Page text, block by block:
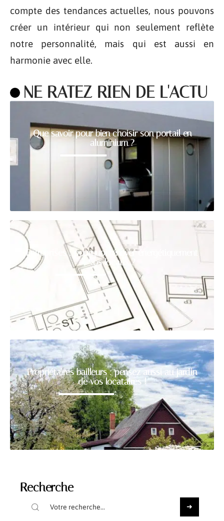
compte des tendances actuelles, nous pouvons
créer un intérieur qui non seulement reflète
notre personnalité, mais qui est aussi en
harmonie avec elle.
NE RATEZ RIEN DE L'ACTU
Que savoir pour bien choisir son portail en
aluminium ?
Entreprises : pourquoi rénover énergétiquement
vos locaux ?
Propriétaires bailleurs : pensez aussi au jardin
de vos locataires !
Recherche